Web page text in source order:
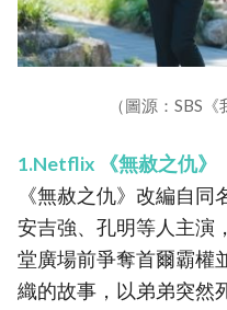
（圖源：SBS
1.Netflix 《無赦之仇》
《無赦之仇》改編自同
安吉強、孔明等人主演
堂廣場前爭奪首爾霸權
織的故事，以弟弟突然